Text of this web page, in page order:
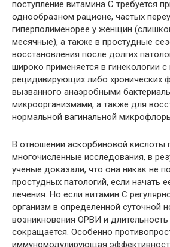
поступление витамина С требуется
однообразном рационе, частых
гиперполименорее у женщин
месячные), а также в простудные
восстановления после долгих
широко применяется в гинекологии
рецидивирующих либо хронических
вызванного анаэробными
микроорганизмами, а также для
нормальной вагинальной
В отношении аскорбиновой кислоты
многочисленные исследования, в
ученые доказали, что она никак не
простудных патологий, если начать
лечения. Но если витамин С
организм в определенной суточной
возникновения ОРВИ и
сокращается. Особенно
иммуномодулирующая